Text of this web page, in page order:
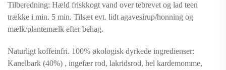
Tilberedning: Hæld friskkogt vand over tebrevet og lad teen
trække i min. 5 min. Tilsæt evt. lidt agavesirup/honning og
mælk/plantemælk efter behag.
Naturligt koffeinfri. 100% økologisk dyrkede ingredienser:
Kanelbark (40%) , ingefær rod, lakridsrod, hel kardemomme,